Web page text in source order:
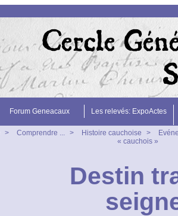
Forum Geneacaux Les relevés: ExpoActes
> Comprendre ... > Histoire cauchoise >
« cauchois »
Destin